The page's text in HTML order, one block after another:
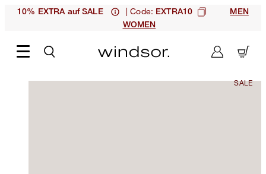
10% EXTRA auf SALE | Code: EXTRA10
MEN
WOMEN